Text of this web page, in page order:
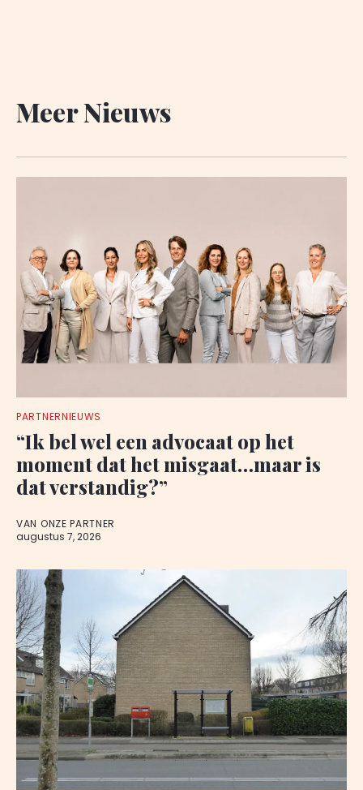
Meer Nieuws
PARTNERNIEUWS
“Ik bel wel een advocaat op het
moment dat het misgaat…maar is
dat verstandig?”
VAN ONZE PARTNER
augustus 7, 2026